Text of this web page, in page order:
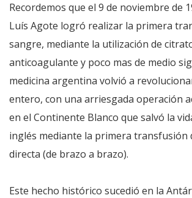
Recordemos que el 9 de noviembre de
Luís Agote logró realizar la primera
sangre, mediante la utilización de
anticoagulante y poco mas de medio
medicina argentina volvió a
entero, con una arriesgada operación
en el Continente Blanco que salvó la
inglés mediante la primera transfusión
directa (de brazo a brazo).
Este hecho histórico sucedió en la